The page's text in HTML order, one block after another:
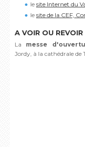
le site Internet du
le site de la CEF,
A VOIR OU REVOIR
La messe
Jordy, à la cathédrale de